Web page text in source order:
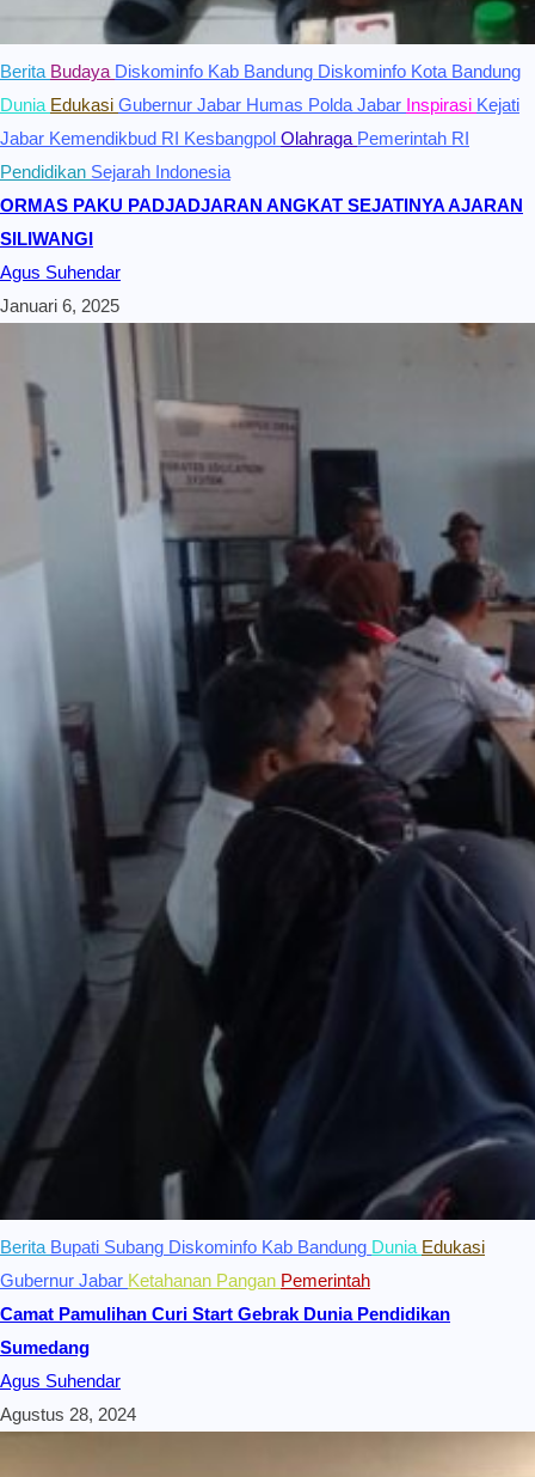
Berita Budaya Diskominfo Kab Bandung Diskominfo Kota Bandung
Dunia Edukasi Gubernur Jabar Humas Polda Jabar Inspirasi Kejati
Jabar Kemendikbud RI Kesbangpol Olahraga Pemerintah RI
Pendidikan Sejarah Indonesia
ORMAS PAKU PADJADJARAN ANGKAT SEJATINYA AJARAN
SILIWANGI
Agus Suhendar
Januari 6, 2025
Berita Bupati Subang Diskominfo Kab Bandung Dunia Edukasi
Gubernur Jabar Ketahanan Pangan Pemerintah
Camat Pamulihan Curi Start Gebrak Dunia Pendidikan
Sumedang
Agus Suhendar
Agustus 28, 2024